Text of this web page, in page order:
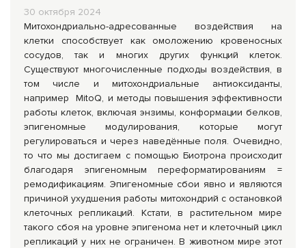
30 октября 2024
Митохондриально-адресованные воздействия на
клетки способствует как омоложению кровеносных
сосудов, так и многих других функций клеток.
Существуют многочисленные подходы воздействия, в
том числе и митохондриальные антиоксиданты,
например MitoQ, и методы повышения эффективности
работы клеток, включая энзимы, конформации белков,
эпигеномные модулирования, которые могут
регулироваться и через наведённые поля. Очевидно,
то что мы достигаем с помощью Биотрона происходит
благодаря эпигеномным переформатированиям =
ремодификациям. Эпигеномные сбои явно и являются
причиной ухудшения работы митохондрий с остановкой
клеточных репликаций. Кстати, в растительном мире
такого сбоя на уровне эпигенома нет и клеточный цикл
репликаций у них не ограничен. В животном мире этот